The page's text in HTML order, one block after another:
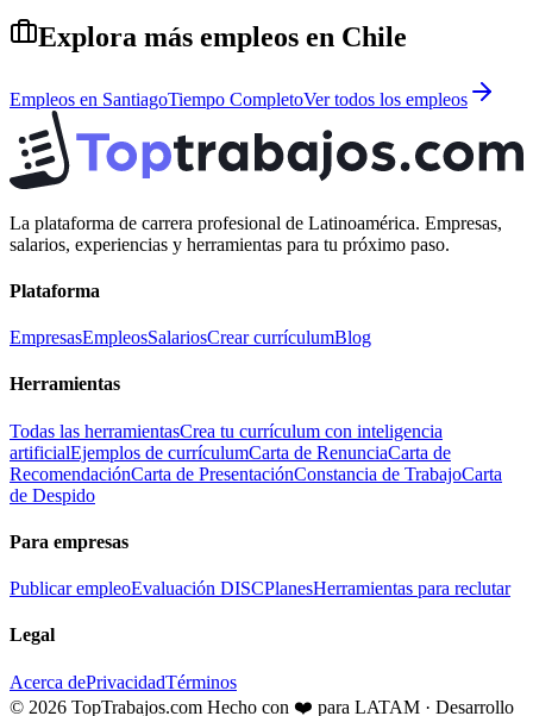
Explora más empleos en Chile
Empleos en SantiagoTiempo CompletoVer todos los empleos
La plataforma de carrera profesional de Latinoamérica. Empresas,
salarios, experiencias y herramientas para tu próximo paso.
Plataforma
EmpresasEmpleosSalariosCrear currículumBlog
Herramientas
Todas las herramientasCrea tu currículum con inteligencia
artificialEjemplos de currículumCarta de RenunciaCarta de
RecomendaciónCarta de PresentaciónConstancia de TrabajoCarta
de Despido
Para empresas
Publicar empleoEvaluación DISCPlanesHerramientas para reclutar
Legal
Acerca dePrivacidadTérminos
© 2026 TopTrabajos.com Hecho con ❤️ para LATAM · Desarrollo